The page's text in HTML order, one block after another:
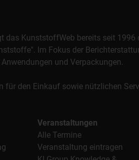
das KunststoffWeb bereits seit
Im Fokus der
und Verpackungen.
den Einkauf sowie nützlichen
Veranstaltungen
Alle Termine
Veranstaltung eintragen